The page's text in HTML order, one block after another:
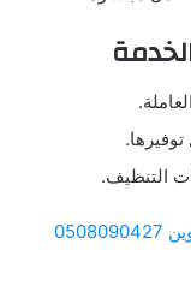
التنظيف.